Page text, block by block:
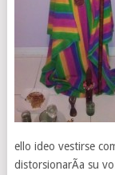
ello ideo vestirse
distorsionarÃ­a su